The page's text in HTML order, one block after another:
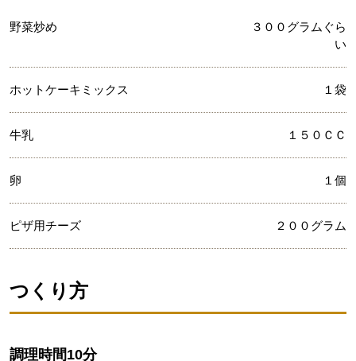
野菜炒め
３００グラムぐら
い
ホットケーキミックス １袋
牛乳 １５０ＣＣ
卵 １個
ピザ用チーズ ２００グラム
つくり方
調理時間10分